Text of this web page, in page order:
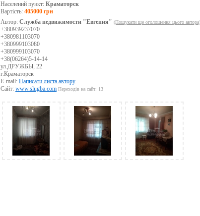
Населений пункт: Краматорск
Вартість: 405000 грн
Автор: Служба недвижимости "Евгения" (Пошукати ще оголошення цього автора)
+380939237070
+380981103070
+380999103080
+380999103070
+38(06264)5-14-14
ул.ДРУЖБЫ, 22
г.Краматорск
E-mail: Написати листа автору
Сайт: www.slugba.com Переходів на сайт: 13